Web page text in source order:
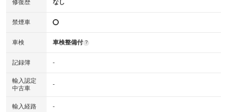
修復歴 なし
禁煙車
車検 車検整備付 ?
記録簿 -
輸入認定
中古車
-
輸入経路 -